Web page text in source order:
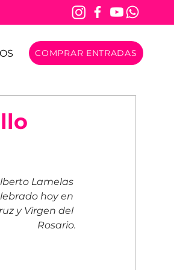
COMPRAR ENTRADAS
Lamelas
hoy en
y Virgen del
Rosario.